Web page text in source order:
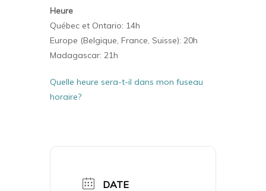
Heure
Québec et Ontario: 14h
Europe (Belgique, France, Suisse): 20h
Madagascar: 21h
Quelle heure sera-t-il dans mon fuseau
horaire?
DATE